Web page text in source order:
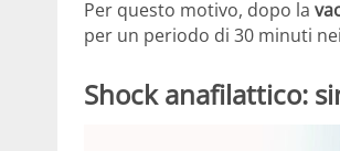
Per questo motivo, dopo la
per un periodo di 30 minuti
Shock anafilattico: